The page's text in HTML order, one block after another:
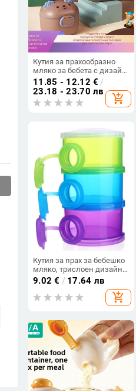
Кутия за прахообразно
мляко за бебета с дизайн
на анимационна мечка,
преносима и
запечатваща, голям
капацитет – Meng Qilin
11.85 - 12.12 € /
23.18 - 23.70 лв
add_shopping_cart
Кутия за прах за бебешко
мляко, трислоен дизайн,
преносимо съхранение за
новородени, Baby Kiss
9.02 € / 17.64 лв
add_shopping_cart